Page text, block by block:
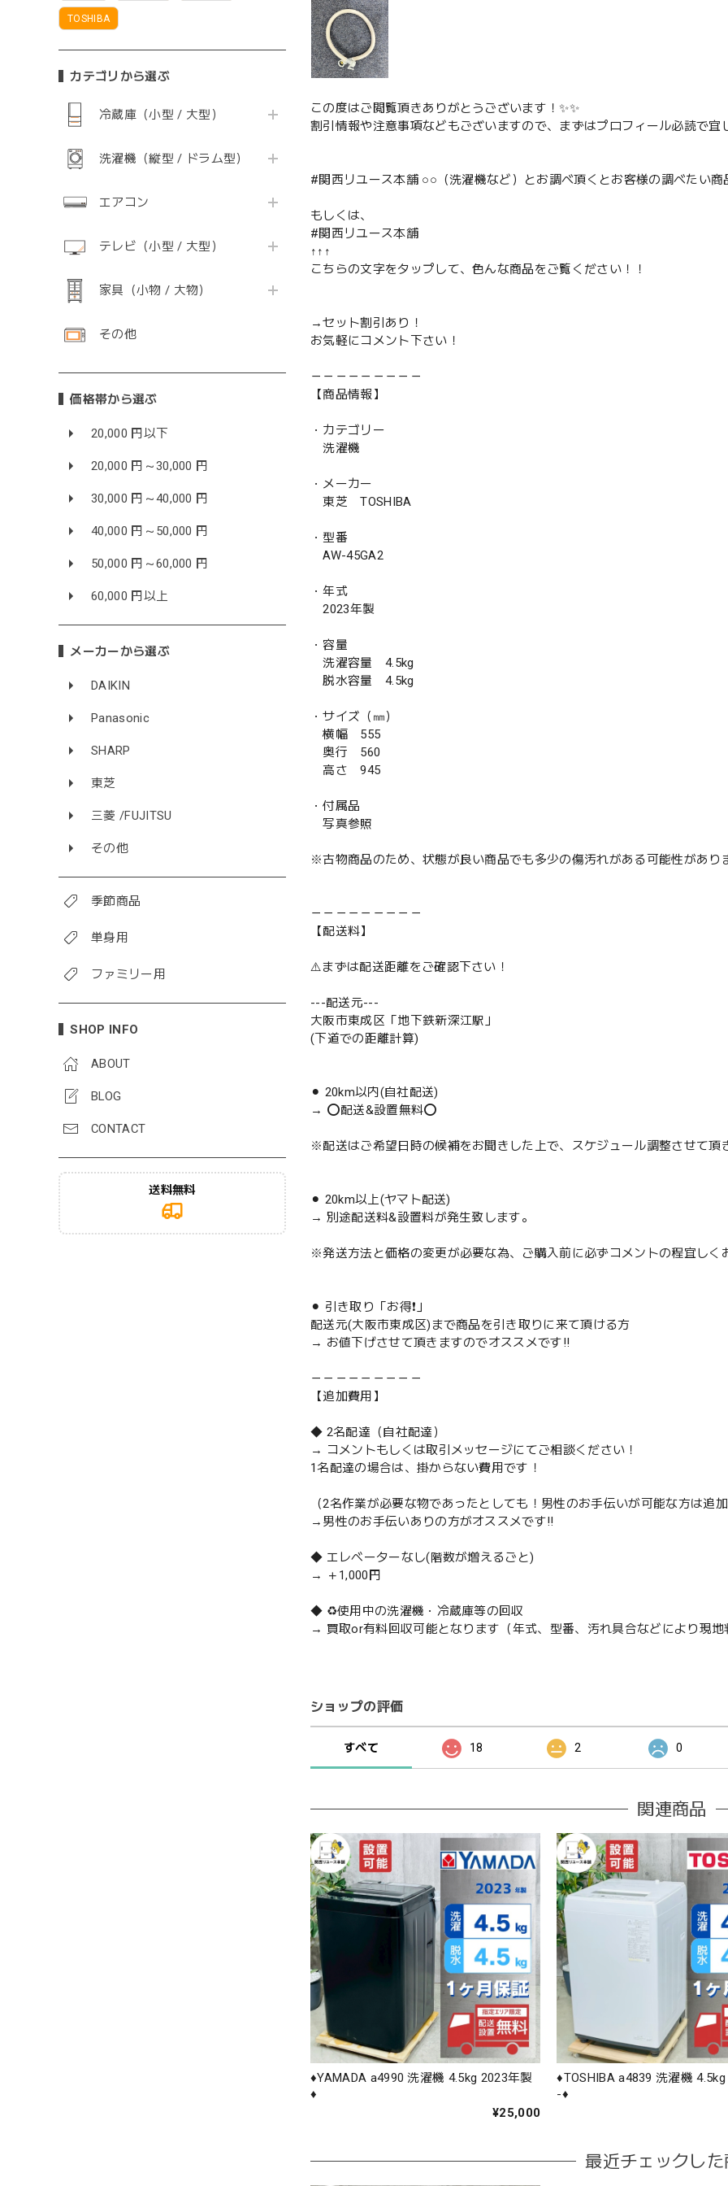
TOSHIBA
カテゴリから選ぶ
冷蔵庫（小型 / 大型）
洗濯機（縦型 / ドラム型）
エアコン
テレビ（小型 / 大型）
家具（小物 / 大物）
その他
価格帯から選ぶ
20,000 円以下
20,000 円～30,000 円
30,000 円～40,000 円
40,000 円～50,000 円
50,000 円～60,000 円
60,000 円以上
メーカーから選ぶ
DAIKIN
Panasonic
SHARP
東芝
三菱 /FUJITSU
その他
季節商品
単身用
ファミリー用
SHOP INFO
ABOUT
BLOG
CONTACT
送料無料
この度はご閲覧頂きありがとうございます！✨✨
割引情報や注意事項などもございますので、まずはプロフィール必読で宜
#関西リユース本舗 ○○（洗濯機など）とお調べ頂くとお客様の調べたい商
もしくは、
#関西リユース本舗
↑↑↑
こちらの文字をタップして、色んな商品をご覧ください！！
→セット割引あり！
お気軽にコメント下さい！
－－－－－－－－－
【商品情報】
・カテゴリー
洗濯機
・メーカー
東芝 TOSHIBA
・型番
AW-45GA2
・年式
2023年製
・容量
洗濯容量 4.5kg
脱水容量 4.5kg
・サイズ（㎜）
横幅 555
奥行 560
高さ 945
・付属品
写真参照
※古物商品のため、状態が良い商品でも多少の傷汚れがある可能性があり
－－－－－－－－－
【配送料】
⚠️まずは配送距離をご確認下さい！
---配送元---
大阪市東成区「地下鉄新深江駅」
(下道での距離計算)
⚫︎ 20km以内(自社配送)
→ ⭕️配送&設置無料⭕️
※配送はご希望日時の候補をお聞きした上で、スケジュール調整させて頂
⚫︎ 20km以上(ヤマト配送)
→ 別途配送料&設置料が発生致します。
※発送方法と価格の変更が必要な為、ご購入前に必ずコメントの程宜しく
⚫︎ 引き取り「お得❗️」
配送元(大阪市東成区)まで商品を引き取りに来て頂ける方
→ お値下げさせて頂きますのでオススメです‼️
－－－－－－－－－
【追加費用】
◆ 2名配達（自社配達）
→ コメントもしくは取引メッセージにてご相談ください！
1名配達の場合は、掛からない費用です！
（2名作業が必要な物であったとしても！男性のお手伝いが可能な方は追
→男性のお手伝いありの方がオススメです‼️
◆ エレベーターなし(階数が増えるごと)
→ ＋1,000円
◆ ♻️使用中の洗濯機・冷蔵庫等の回収
→ 買取or有料回収可能となります（年式、型番、汚れ具合などにより現地
ショップの評価
すべて 18 2 0
関連商品
♦️YAMADA a4990 洗濯機 4.5kg 2023年製
♦️
¥25,000
♦️TOSHIBA a4839 洗濯機
-♦️
最近チェックした